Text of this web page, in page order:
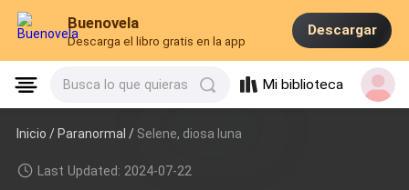
Buenovela
Descarga el libro gratis en la app
Descargar
Busca lo que quieras Mi biblioteca
Inicio /Paranormal / Selene, diosa luna
Last Updated: 2024-07-22